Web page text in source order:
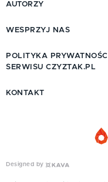
AUTORZY
WESPRZYJ NAS
POLITYKA PRYWATNOŚCI
SERWISU CZYZTAK.PL
KONTAKT
Designed by